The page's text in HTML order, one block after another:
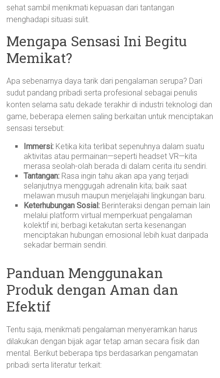
sehat sambil menikmati kepuasan dari tantangan
menghadapi situasi sulit.
Mengapa Sensasi Ini Begitu
Memikat?
Apa sebenarnya daya tarik dari pengalaman serupa? Dari
sudut pandang pribadi serta profesional sebagai penulis
konten selama satu dekade terakhir di industri teknologi dan
game, beberapa elemen saling berkaitan untuk menciptakan
sensasi tersebut:
Immersi: Ketika kita terlibat sepenuhnya dalam suatu
aktivitas atau permainan—seperti headset VR—kita
merasa seolah-olah berada di dalam cerita itu sendiri.
Tantangan: Rasa ingin tahu akan apa yang terjadi
selanjutnya menggugah adrenalin kita; baik saat
melawan musuh maupun menjelajahi lingkungan baru.
Keterhubungan Sosial: Berinteraksi dengan pemain lain
melalui platform virtual memperkuat pengalaman
kolektif ini; berbagi ketakutan serta kesenangan
menciptakan hubungan emosional lebih kuat daripada
sekadar bermain sendiri.
Panduan Menggunakan
Produk dengan Aman dan
Efektif
Tentu saja, menikmati pengalaman menyeramkan harus
dilakukan dengan bijak agar tetap aman secara fisik dan
mental. Berikut beberapa tips berdasarkan pengamatan
pribadi serta literatur terkait: